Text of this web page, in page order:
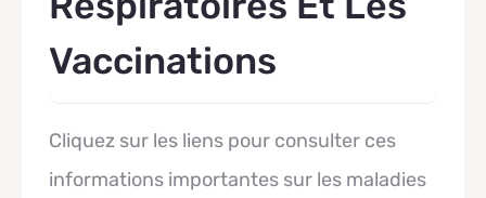
Vaccinations
Cliquez sur les liens pour consulter ces
informations importantes sur les maladies